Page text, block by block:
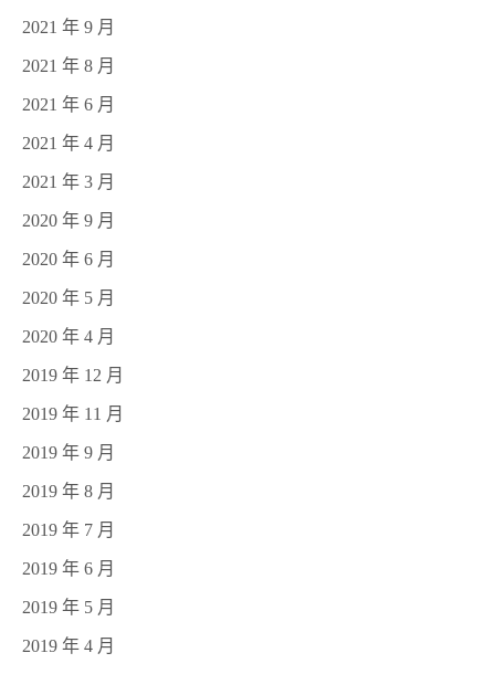
2021 年 9 月
2021 年 8 月
2021 年 6 月
2021 年 4 月
2021 年 3 月
2020 年 9 月
2020 年 6 月
2020 年 5 月
2020 年 4 月
2019 年 12 月
2019 年 11 月
2019 年 9 月
2019 年 8 月
2019 年 7 月
2019 年 6 月
2019 年 5 月
2019 年 4 月